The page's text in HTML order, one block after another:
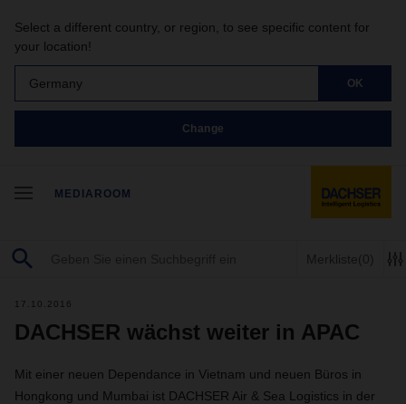
Select a different country, or region, to see specific content for
your location!
Germany OK
Change
MEDIAROOM
Merkliste(0)
17.10.2016
DACHSER wächst weiter in APAC
Mit einer neuen Dependance in Vietnam und neuen Büros in
Hongkong und Mumbai ist DACHSER Air & Sea Logistics in der